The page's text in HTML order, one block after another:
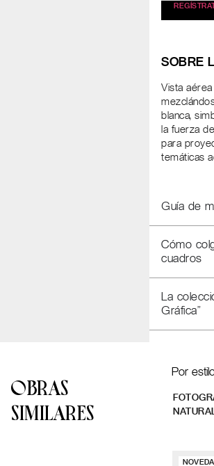
SOBRE
Vista
blanca,
la fuerza
para
temáticas
Guía de
Cómo
cuadros
La
Gráfica"
OBRAS
SIMILARES
Por